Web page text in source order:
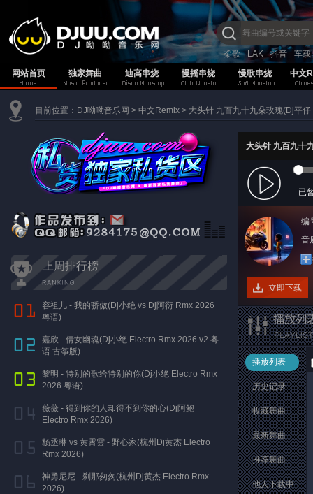
柔歌 LAK 抖音
车载
网站首页
独家舞曲 迪高串烧 慢摇串烧 慢歌串烧 中文
目前位置： DJ呦呦音乐网 > 中文Remix > 大头针 九百九十九朵玫瑰(Dj平
上周排行榜
容祖儿 - 我的骄傲(Dj小绝 vs Dj阿衍 Rmx 2026
粤语)
嘉欣 - 倩女幽魂(Dj小绝 Electro Rmx 2026 v2 粤
语 古筝版)
黎明 - 特别的歌给特别的你(Dj小绝 Electro Rmx
2026 粤语)
薇薇 - 得到你的人却得不到你的心(Dj阿鲍
Electro Rmx 2026)
杨丞琳 vs 黄霄雲 - 野心家(杭州Dj黄杰 Electro
Rmx 2026)
神勇尼尼 - 刹那匆匆(杭州Dj黄杰 Electro Rmx
2026)
大头针 九百九十
已
编
音
立即下载
播放列表
历史记录
收藏舞曲
最新舞曲
推荐舞曲
他人下载中